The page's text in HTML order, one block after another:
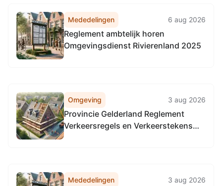
Mededelingen 6 aug 2026
Reglement ambtelijk horen
Omgevingsdienst Rivierenland 2025
Omgeving 3 aug 2026
Provincie Gelderland Reglement
Verkeersregels en Verkeerstekens
Mededelingen 3 aug 2026